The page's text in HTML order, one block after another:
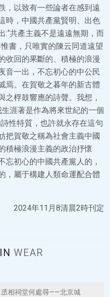
，以致有一些論者在感到遠
時，中國共產黨賢明、出色
:“共產主義不是遠遠無期，而
書，只唯實的陳云同道遠望
收回的果斷的、積極的浪漫
音一出，不忘初心的中公民
焉。在賀敬之暮年的新古體
之桴鼓響應的詩聲。我想，
涯著是作為將來世紀的一個
性特質，也許就永存在這句
把賀敬之稱為社會主義中國
積極浪漫主義的政治抒懷
忘初心的中國共產黨人的，
，屬于構建人類命運配合體
2024年11月8清晨2時刊定
WEAR
丞相祠堂何處尋——北京城